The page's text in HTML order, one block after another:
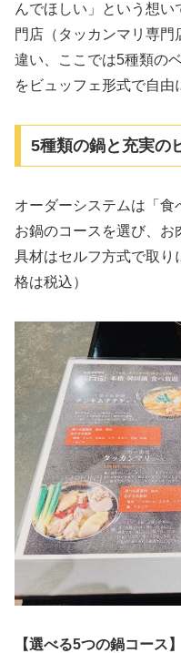
んでほしい」という想
門店（タッカンマリ専
違い、ここでは5種類の
をビュッフェ形式で自由
5種類の鍋と充実の
オーダーシステムは「食
お鍋のコースを選び、
具材はセルフ方式で取り
格は税込）
【選べる5つの鍋コース】